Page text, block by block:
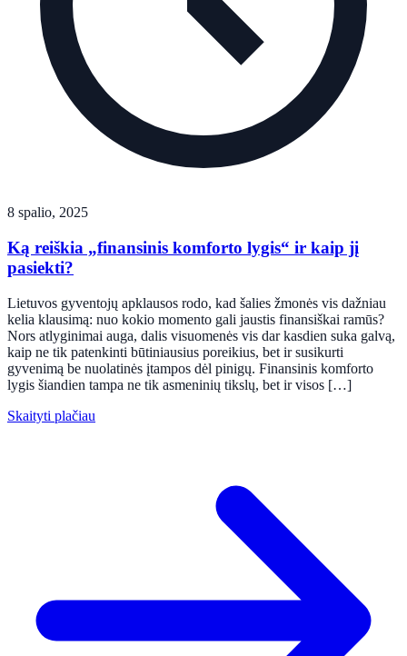
8 spalio, 2025
Ką reiškia „finansinis komforto lygis“ ir kaip jį
pasiekti?
Lietuvos gyventojų apklausos rodo, kad šalies žmonės vis dažniau
kelia klausimą: nuo kokio momento gali jaustis finansiškai ramūs?
Nors atlyginimai auga, dalis visuomenės vis dar kasdien suka galvą,
kaip ne tik patenkinti būtiniausius poreikius, bet ir susikurti
gyvenimą be nuolatinės įtampos dėl pinigų. Finansinis komforto
lygis šiandien tampa ne tik asmeninių tikslų, bet ir visos […]
Skaityti plačiau